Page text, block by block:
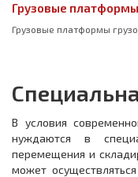
Грузовые платформы
Грузовые платформы
В условия
нуждаются в
перемещения и
может